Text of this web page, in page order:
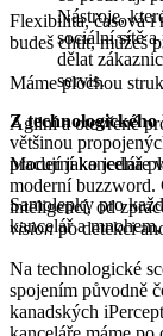
Flexibilita, časová i
budeš chtít, můžeš
Máme plochou
Agilní a otevřené
Moderní kanceláře
Samolepky pro
kancelář a
Nástroje,
sociální sítě a
dělat
servis.
Z technologického
většinou
pracují jako jedna
moderní buzzword.
inteligencí, od
visionpo detekci
Na technologické
spojením původně
kanadských